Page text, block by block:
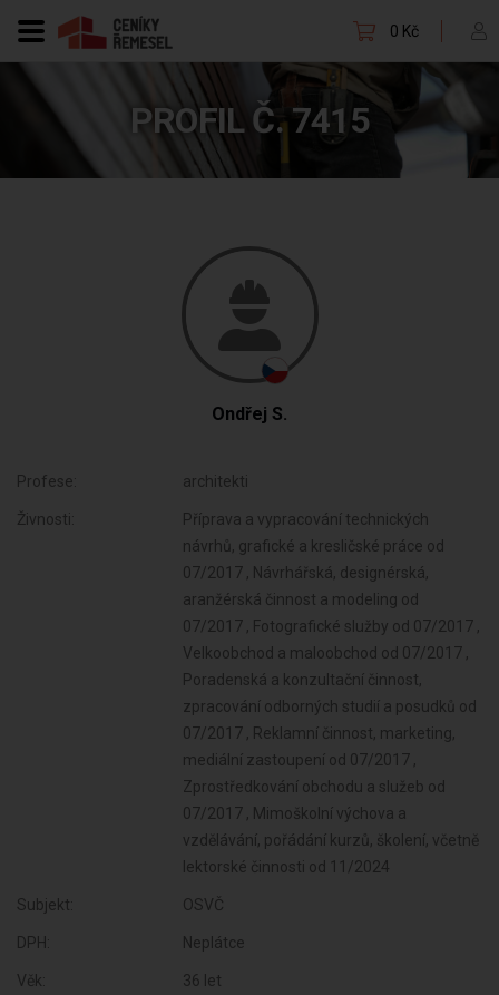
0 Kč
PROFIL Č. 7415
Ondřej S.
Profese: architekti
Živnosti:
Příprava a vypracování technických
návrhů, grafické a kresličské práce od
07/2017 , Návrhářská, designérská,
aranžérská činnost a modeling od
07/2017 , Fotografické služby od 07/2017 ,
Velkoobchod a maloobchod od 07/2017 ,
Poradenská a konzultační činnost,
zpracování odborných studií a posudků od
07/2017 , Reklamní činnost, marketing,
mediální zastoupení od 07/2017 ,
Zprostředkování obchodu a služeb od
07/2017 , Mimoškolní výchova a
vzdělávání, pořádání kurzů, školení, včetně
lektorské činnosti od 11/2024
Subjekt: OSVČ
DPH: Neplátce
Věk: 36 let